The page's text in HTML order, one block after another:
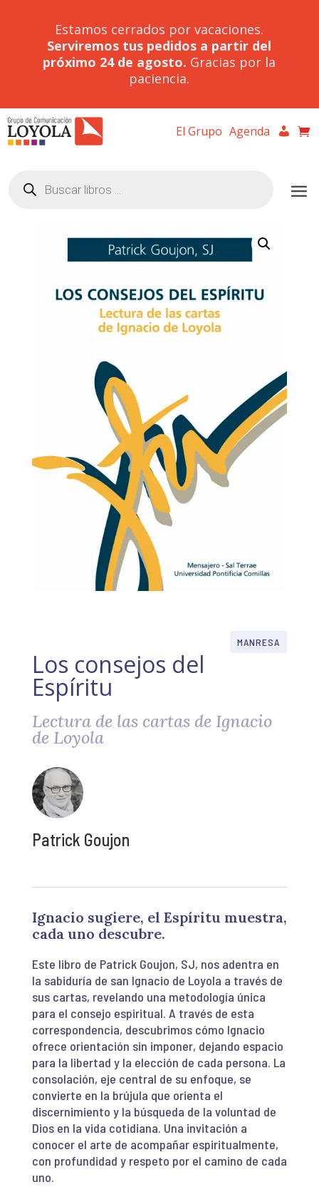
Estamos cerrados por vacaciones.
Serviremos tus pedidos a partir del
próximo 24 de agosto. Gracias por la
paciencia.
El Grupo Agenda
productos
MANRESA
Los consejos del
Espíritu
Lectura de las cartas de Ignacio
de Loyola
Patrick Goujon
Ignacio sugiere, el Espíritu muestra,
cada uno descubre.
Este libro de Patrick Goujon, SJ, nos adentra en
la sabiduría de san Ignacio de Loyola a través de
sus cartas, revelando una metodología única
para el consejo espiritual. A través de esta
correspondencia, descubrimos cómo Ignacio
ofrece orientación sin imponer, dejando espacio
para la libertad y la elección de cada persona. La
consolación, eje central de su enfoque, se
convierte en la brújula que orienta el
discernimiento y la búsqueda de la voluntad de
Dios en la vida cotidiana. Una invitación a
conocer el arte de acompañar espiritualmente,
con profundidad y respeto por el camino de cada
uno.